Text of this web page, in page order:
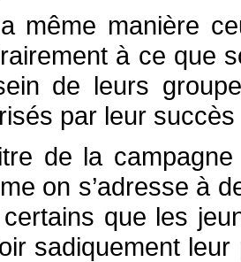
même manière
à ce que
de leurs
par leur
de la
on s’adresse à
que les
sadiquement